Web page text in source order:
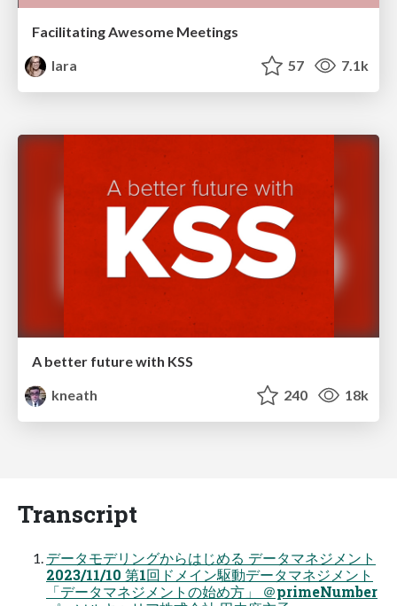
Facilitating Awesome Meetings
lara
57 7.1k
A better future with KSS
kneath
240 18k
Transcript
データモデリングからはじめる データマネジメント
2023/11/10 第1回ドメイン駆動データマネジメント
「データマネジメントの始め方」 ＠primeNumber